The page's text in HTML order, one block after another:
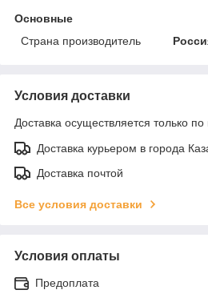
Основные
Страна производитель
Условия доставки
Доставка осуществляется только по
Доставка курьером в города
Доставка почтой
Все условия доставки
Условия оплаты
Предоплата